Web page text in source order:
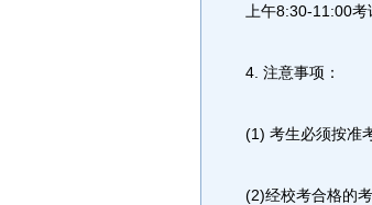
上午8:30-11:00
4. 注意事项：
(1) 考生必须按准
(2)经校考合格的